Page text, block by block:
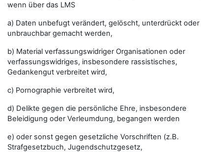
wenn über das LMS
a) Daten unbefugt verändert, gelöscht, unterdrückt oder
unbrauchbar gemacht werden,
b) Material verfassungswidriger Organisationen oder
verfassungswidriges, insbesondere rassistisches,
Gedankengut verbreitet wird,
c) Pornographie verbreitet wird,
d) Delikte gegen die persönliche Ehre, insbesondere
Beleidigung oder Verleumdung, begangen werden
e) oder sonst gegen gesetzliche Vorschriften (z.B.
Strafgesetzbuch, Jugendschutzgesetz,